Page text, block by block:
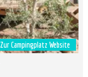
Zur Campingplatz Website